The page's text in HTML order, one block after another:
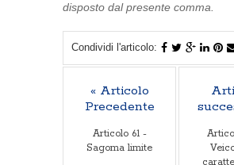
disposto dal presente comma.
Condividi l'articolo:
« Articolo
Precedente
Articolo 61 -
Sagoma limite